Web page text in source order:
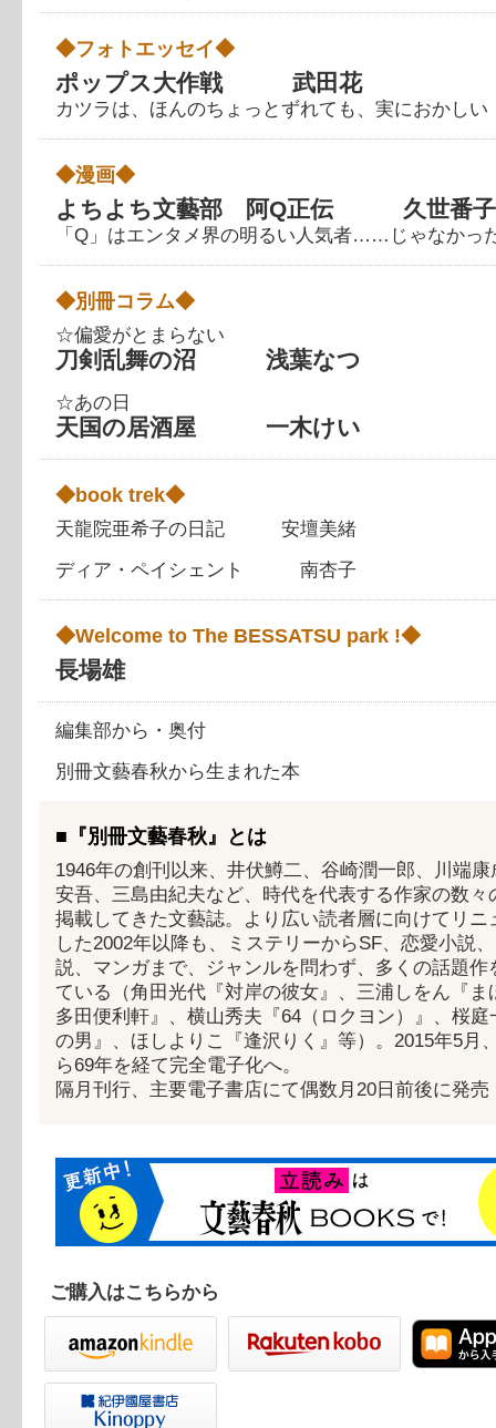
◆フォトエッセイ◆
ポップス大作戦 武田花
カツラは、ほんのちょっとずれても、実におかしい
◆漫画◆
よちよち文藝部 阿Q正伝 久世番子
「Q」はエンタメ界の明るい人気者……じゃなかっ
◆別冊コラム◆
☆偏愛がとまらない
刀剣乱舞の沼 浅葉なつ
☆あの日
天国の居酒屋 一木けい
◆book trek◆
天龍院亜希子の日記 安壇美緒
ディア・ペイシェント 南杏子
◆Welcome to The BESSATSU park !◆
長場雄
編集部から・奥付
別冊文藝春秋から生まれた本
■『別冊文藝春秋』とは
1946年の創刊以来、井伏鱒二、谷崎潤一郎、川端康
安吾、三島由紀夫など、時代を代表する作家の数々
掲載してきた文藝誌。より広い読者層に向けてリニ
した2002年以降も、ミステリーからSF、恋愛小説
説、マンガまで、ジャンルを問わず、多くの話題作
ている（角田光代『対岸の彼女』、三浦しをん『ま
多田便利軒』、横山秀夫『64（ロクヨン）』、桜庭
の男』、ほしよりこ『逢沢りく』等）。2015年5月
ら69年を経て完全電子化へ。
隔月刊行、主要電子書店にて偶数月20日前後に発売
ご購入はこちらから